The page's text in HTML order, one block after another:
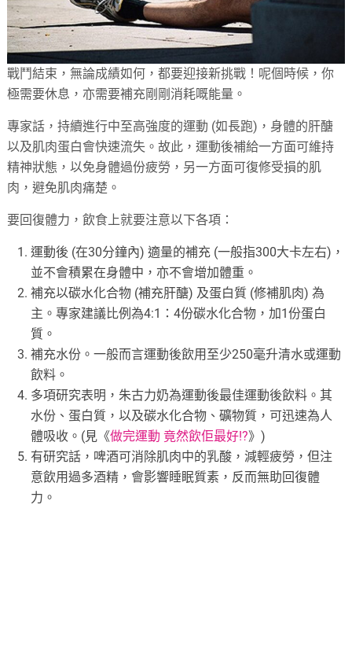
戰鬥結束，無論成績如何，都要迎接新挑戰！呢個時候，你
極需要休息，亦需要補充剛剛消耗嘅能量。
專家話，持續進行中至高強度的運動 (如長跑)，身體的肝醣
以及肌肉蛋白會快速流失。故此，運動後補給一方面可維持
精神狀態，以免身體過份疲勞，另一方面可復修受損的肌
肉，避免肌肉痛楚。
要回復體力，飲食上就要注意以下各項：
運動後 (在30分鐘內) 適量的補充 (一般指300大卡左右)，
並不會積累在身體中，亦不會增加體重。
補充以碳水化合物 (補充肝醣) 及蛋白質 (修補肌肉) 為
主。專家建議比例為4:1：4份碳水化合物，加1份蛋白
質。
補充水份。一般而言運動後飲用至少250毫升清水或運動
飲料。
多項研究表明，朱古力奶為運動後最佳運動後飲料。其
水份、蛋白質，以及碳水化合物、礦物質，可迅速為人
體吸收。(見《做完運動 竟然飲佢最好!?》)
有研究話，啤酒可消除肌肉中的乳酸，減輕疲勞，但注
意飲用過多酒精，會影響睡眠質素，反而無助回復體
力。